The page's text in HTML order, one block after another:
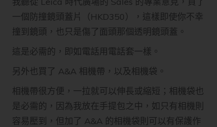
一個防撞鏡頭蓋片（HKD350），這樣即使你不幸
撞到鏡頭，也只是傷了面頭那個透明鏡頭蓋。
這是必需的，即如電話用電話套一樣。
另外也買了 A&A 相機帶，以及相機袋。
相機帶很方便，一拉就可以伸長或縮短；相機袋也
是必需的，因為我放在手提包之中，如只有相機則
容易壓到，但加了 A&A 的相機袋則可以有保護作